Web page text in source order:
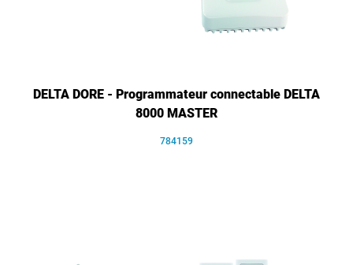
DELTA DORE - Programmateur connectable DELTA
8000 MASTER
784159